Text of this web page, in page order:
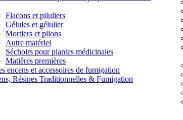
Flacons et piluliers
Gélules et gélulier
Mortiers et pilons
Autre matériel
Séchoirs pour plantes médicinales
Matières premières
encens et accessoires de fumigation
Résines Traditionnelles & Fumigation